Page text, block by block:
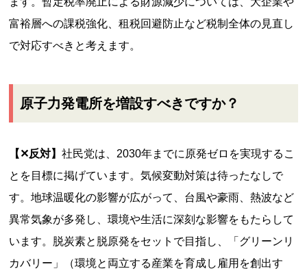
富裕層への課税強化、租税回避防止など税制全体の見直し
で対応すべきと考えます。
原子力発電所を増設すべきですか？
【✕反対】社民党は、2030年までに原発ゼロを実現するこ
とを目標に掲げています。気候変動対策は待ったなしで
す。地球温暖化の影響が広がって、台風や豪雨、熱波など
異常気象が多発し、環境や生活に深刻な影響をもたらして
います。脱炭素と脱原発をセットで目指し、「グリーンリ
カバリー」（環境と両立する産業を育成し雇用を創出す